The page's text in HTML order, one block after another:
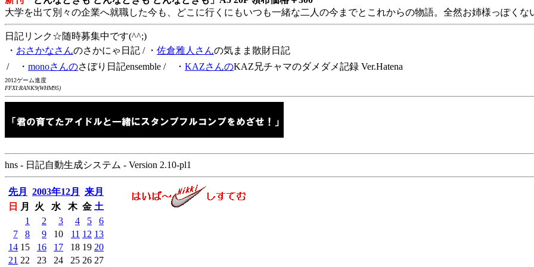
大学を出て別々の企業へ就職した今も、どこに行くにもいつも一緒な二人の今までとこれからの物語。全然お姉様っぽくな
日記リンク☆随時募集中です(^^;)
・ おさかなさんのさかにゃ日記 / ・ 佐倉雅人さんの気まま散財日記
/ ・ monoさんのさぼり日記ensemble / ・ KAZさんのKAZ兄チャマのダメダメ記録 Ver.Hatena
2012ゲーム進度
FFXI:RANK9(WHM95)
hns - 日記自動生成システム - Version 2.10-pl1
先月 2003年12月
来月
日
月 火 水 木 金 土
1
2 3 4 5
6
7
8 9 10 11 12 13
14 15 16 17 18 19 20
21 22 23 24 25 26 27